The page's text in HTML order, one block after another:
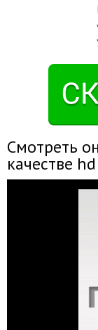
Смотреть
качестве hd